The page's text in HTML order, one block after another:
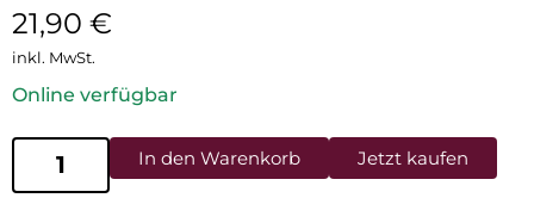
21,90 €
inkl. MwSt.
Online verfügbar
In den Warenkorb Jetzt kaufen